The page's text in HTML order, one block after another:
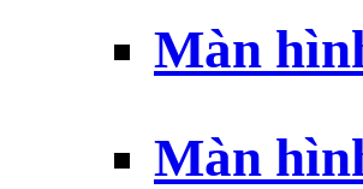
Màn
Màn